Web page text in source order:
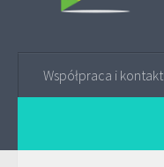
Współpraca i kontakt